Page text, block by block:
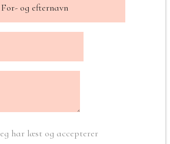
har læst og accepterer